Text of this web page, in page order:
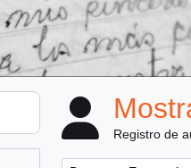
Registro de